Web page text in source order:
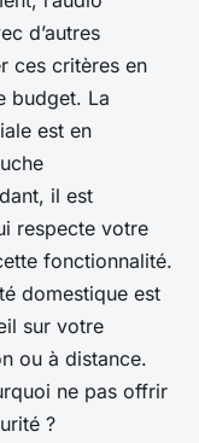
d’autres
ces critères en
budget. La
est en
il est
respecte votre
fonctionnalité.
domestique est
sur votre
ou à distance.
ne pas offrir
?